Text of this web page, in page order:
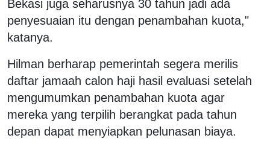
Bekasi juga seharusnya 30 tahun jadi ada
penyesuaian itu dengan penambahan kuota,"
katanya.
Hilman berharap pemerintah segera merilis
daftar jamaah calon haji hasil evaluasi setelah
mengumumkan penambahan kuota agar
mereka yang terpilih berangkat pada tahun
depan dapat menyiapkan pelunasan biaya.